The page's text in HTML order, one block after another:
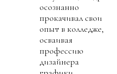
осознанно
прокачивал свои
опыт в колледже,
осваивая
профессию
дизайнера